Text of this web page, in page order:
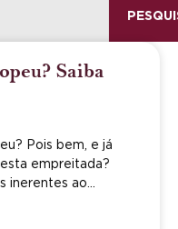
Saiba
Pois bem, e já
empreitada?
inerentes ao…